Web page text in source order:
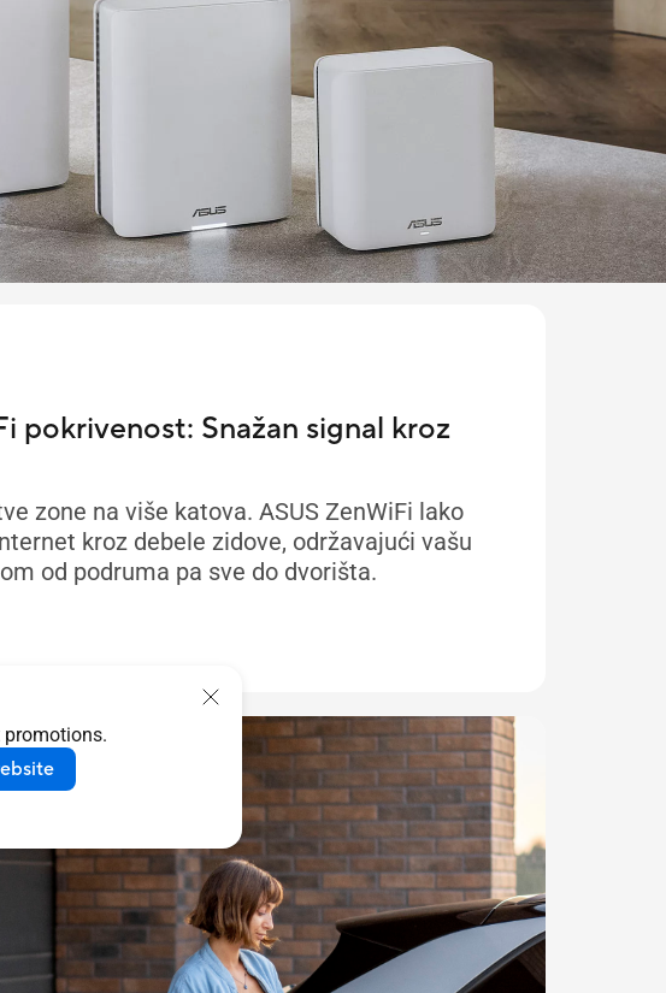
promotions.
pokrivenost: Snažan signal kroz
zone na više katova. ASUS ZenWiFi lako
kroz debele zidove, održavajući vašu
od podruma pa sve do dvorišta.